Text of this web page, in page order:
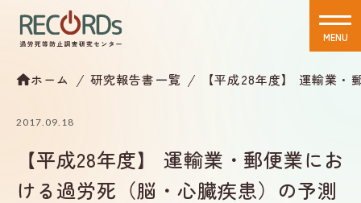
MENU
ホーム 研究報告書一覧 【平成28年度】 運輸業
2017.09.18
【平成28年度】 運輸業・郵便業にお
ける過労死（脳・心臓疾患）の予測